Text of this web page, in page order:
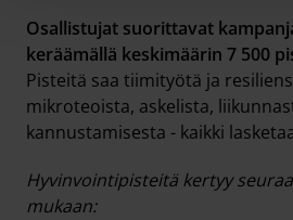
Osallistujat suorittavat
keräämällä keskimäärin 7 500
Pisteitä saa tiimityötä ja
mikroteoista, askelista,
kannustamisesta - kaikki
Hyvinvointipisteitä kertyy
mukaan: